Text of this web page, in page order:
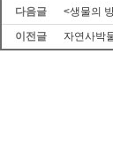
다음글
<생물의
이전글
자연사박